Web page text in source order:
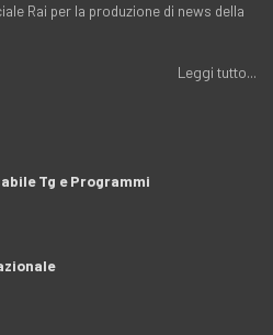
Rai per la produzione di news della
Leggi tutto...
Tg e Programmi